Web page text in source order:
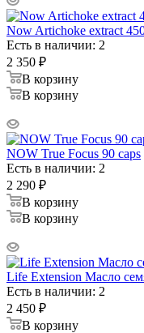
Now Artichoke extract
Есть в наличии: 2
2 350 ₽
В корзину
В корзину
NOW True Focus 90 caps
Есть в наличии: 2
2 290 ₽
В корзину
В корзину
Life Extension Масло
Есть в наличии: 2
2 450 ₽
В корзину